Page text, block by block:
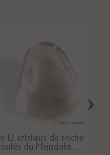
12 cristaux de roche
du Mandala...
›